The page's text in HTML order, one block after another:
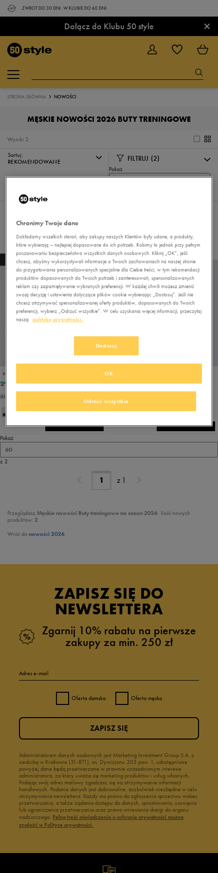
ZWROT DO 30 DNI. W KLUBIE DO 60 DNI.
Dołącz do Klubu 50 style ×
STRONA GŁÓWNA NOWOŚCI
MĘSKIE NOWOŚCI 2026 BUTY TRENINGOWE
2
Wyniki
Sortuj:
REKOMENDOWANE
FILTRUJ (2)
Pokaż
Wyczyść filtry
NEW
NIKE M AIR MAX ALPHA TRAINER 6
389,99 zł
299,99 zł
311,99 zł
NEW
299,99 zł
224,99 zł
Pokaż
60
z 2
z 1
Przeglądasz Męskie nowości Buty treningowe na sezon 2026. Ilość nowych
produktów: 2
Wróć donowości 2026
ZAPISZ SIĘ DO
NEWSLETTERA
Zgarnij 10% rabatu na pierwsze
zakupy za min. 250 zł
Adres e-mail
Oferta damska Oferta męska
Administratorem danych osobowych jest Marketing Investment Group S.A. z
siedzibą w Krakowie (31-871), os. Dywizjonu 303 paw. 1, udostępnione
powyżej dane będą przetwarzane w prawnie uzasadnionym interesie
administratora, za który uważa się marketing produktów i usług własnych.
Podając swój adres mailowy zgadzasz się na otrzymywanie informacji
handlowych. Podanie danych jest dobrowolne, aczkolwiek niezbędne w celu
otrzymywania newslettera. Każdy ma prawo do zgłoszenia sprzeciwu wobec
przetwarzania, a także żądania dostępu do danych, sprostowania, usunięcia
lub ograniczenia przetwarzania oraz prawo wniesienia skargi do organu
nadzorczego. Pełną treść oświadczenia o ochronie prywatności można
znaleźć w Polityce prywatności.
ZAPISZ SIĘ
Chronimy Twoje dane
Dokładamy wszelkich starań, aby zakupy naszych Klientów były udane, a produkty,
które wybierają – najlepiej dopasowane do ich potrzeb. Robimy to jednak przy pełnym
poszanowaniu bezpieczeństwa wszystkich danych osobowych. Kliknij „OK”, jeśli
chcesz, abyśmy wykorzystywali informacje o Twoich zachowaniach na naszej stronie
do przygotowania personalizowanych specjalnie dla Ciebie treści, w tym rekomendacji
produktów dopasowanych do Twoich potrzeb i zainteresowań, spersonalizowanych
reklam czy zapamiętywanie wybranych preferencji. W każdej chwili możesz zmienić
swoją decyzję i ustawienia dotyczące plików cookie wybierając „Dostosuj”. Jeśli nie
chcesz otrzymywać spersonalizowanej oferty produktów, dopasowanych do Twoich
preferencji, wybierz „Odrzuć wszystkie”. W celu uzyskania więcej informacji, przeczytaj
naszą
politykę prywatności.
Dostosuj
Odrzuć wszystkie
OK